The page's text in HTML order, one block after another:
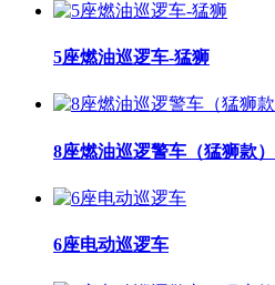
5座燃油巡逻车-猛狮
8座燃油巡逻警车（猛狮款）
6座电动巡逻车